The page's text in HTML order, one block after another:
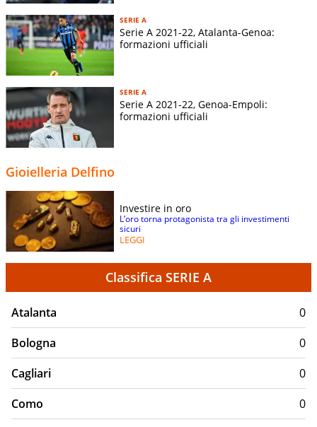
SERIE A
Serie A 2021-22, Atalanta-Genoa:
formazioni ufficiali
SERIE A
Serie A 2021-22, Genoa-Empoli:
formazioni ufficiali
Gioielleria Delfino
Investire in oro
L’oro torna protagonista tra gli investimenti
sicuri
LEGGI
Classifica SERIE A
Atalanta
0
Bologna
0
Cagliari
0
Como
0